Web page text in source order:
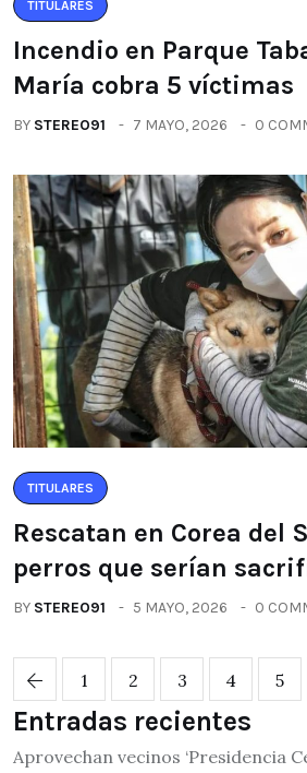
TITULARES
Incendio en Parque
María cobra 5 víctimas
BY STEREO91 7 MAYO, 2026 0
TITULARES
Rescatan en Corea del
perros que serían
BY STEREO91 5 MAYO, 2026 0
1 2 3 4 5
Entradas recientes
Aprovechan vecinos ‘Presidencia